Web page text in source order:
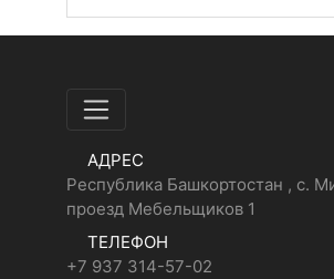
АДРЕС
Республика Башкортостан , с.
проезд Мебельщиков 1
ТЕЛЕФОН
+7 937 314-57-02